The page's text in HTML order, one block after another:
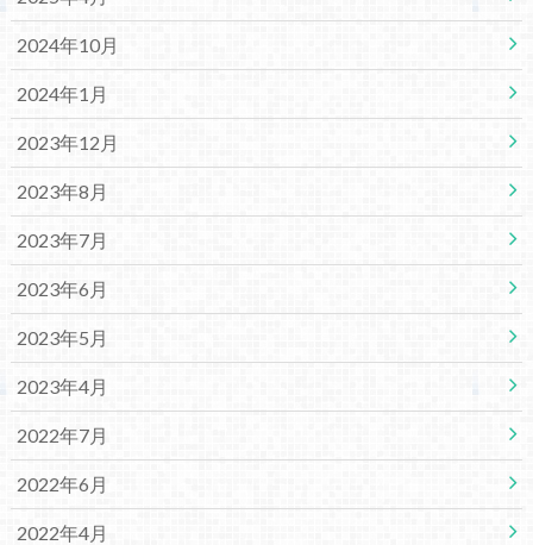
2024年10月
2024年1月
2023年12月
2023年8月
2023年7月
2023年6月
2023年5月
2023年4月
2022年7月
2022年6月
2022年4月